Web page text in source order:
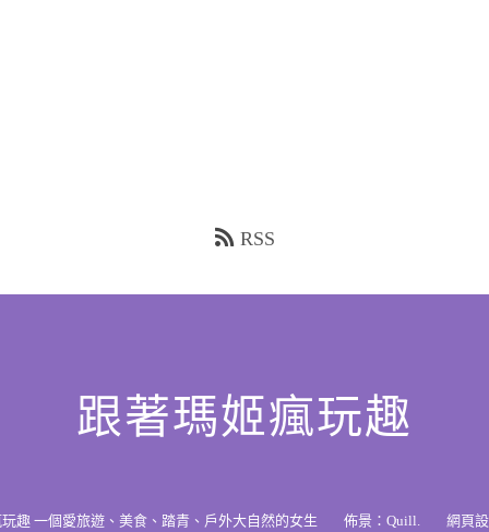
RSS
跟著瑪姬瘋玩趣
趣 一個愛旅遊、美食、踏青、戶外大自然的女生 佈景： Quill. 網頁